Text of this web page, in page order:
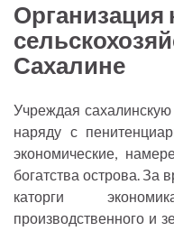
Организация
Сахалине
Учреждая сахалинскую
наряду с
экономические,
богатства острова. За
каторги
производственного и